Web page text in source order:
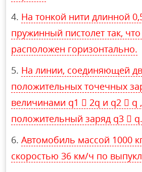
На тонкой нити длинной
пружинный пистолет так, что
расположен горизонтально.
На линии, соединяющей
положительных точечных
величинами q1  2q и q2  q
положительный заряд q3  q.
Автомобиль массой 1000
скоростью 36 км/ч по